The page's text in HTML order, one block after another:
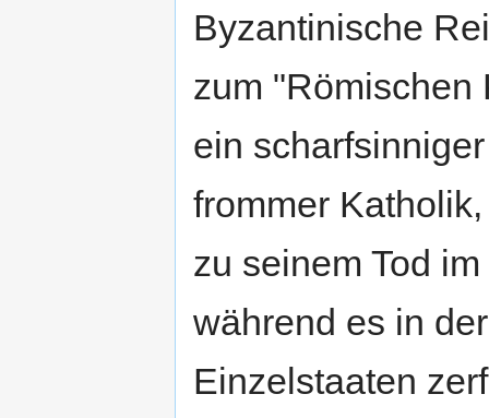
Byzantinische
zum "Römischen
ein
frommer
zu seinem Tod
während es in
Einzelstaaten